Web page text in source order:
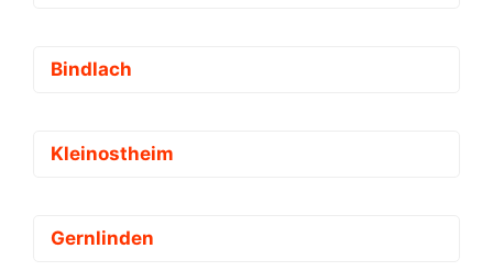
Bindlach
Kleinostheim
Gernlinden